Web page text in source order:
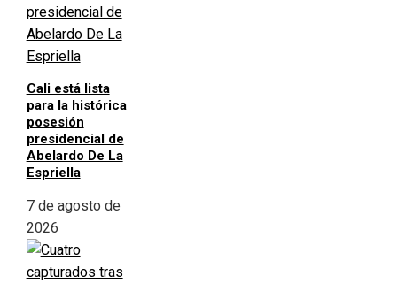
Cali está lista
para la histórica
posesión
presidencial de
Abelardo De La
Espriella
7 de agosto de
2026